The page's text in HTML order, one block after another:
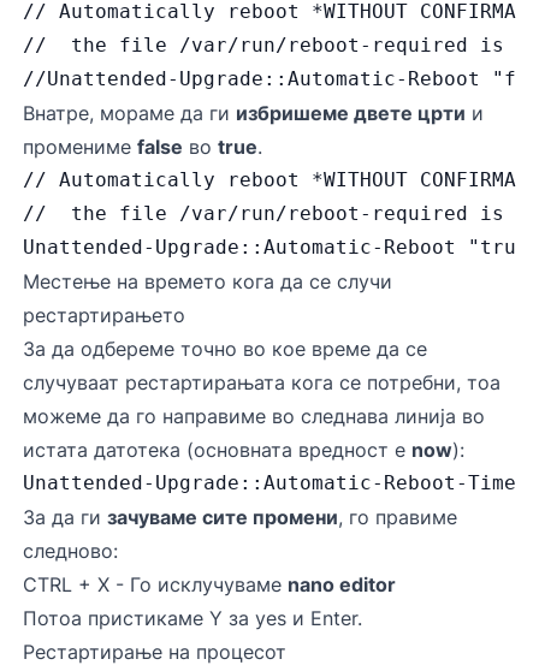
// Automatically reboot *WITHOUT
//  the file /var/run/reboot-required is
//Unattended-Upgrade::Automatic-Reboot
Внатре, мораме да ги избришеме двете црти и
промениме false во true.
// Automatically reboot *WITHOUT
//  the file /var/run/reboot-required is
Unattended-Upgrade::Automatic-Reboot
Местење на времето кога да се случи
рестартирањето
За да одбереме точно во кое време да се
случуваат рестартирањата кога се потребни, тоа
можеме да го направиме во следнава линија во
истата датотека (основната вредност е now):
Unattended-Upgrade::Automatic-Reboot-Time
За да ги зачуваме сите промени, го правиме
следново:
CTRL + X - Го исклучуваме nano editor
Потоа пристикаме Y за yes и Enter.
Рестартирање на процесот